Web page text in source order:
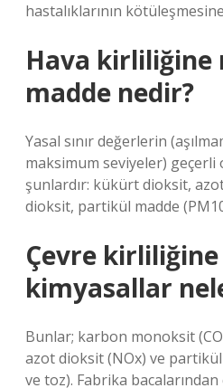
hastalıklarının
Hava kirliliğine
madde nedir?
Yasal sınır değerlerin
maksimum seviyeler)
şunlardır: kükürt dioksit,
dioksit, partikül madde
Çevre
kimyasallar
Bunlar; karbon monoksit
azot dioksit (NOx) ve
ve toz). Fabrika